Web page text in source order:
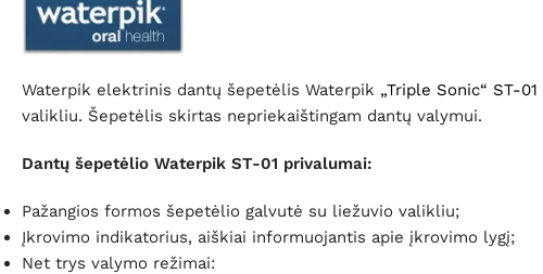
Waterpik elektrinis dantų šepetėlis Waterpik „Triple Sonic“ ST-01
valikliu. Šepetėlis skirtas nepriekaištingam dantų valymui.
Dantų šepetėlio Waterpik ST-01 privalumai:
Pažangios formos šepetėlio galvutė su liežuvio valikliu;
Įkrovimo indikatorius, aiškiai informuojantis apie įkrovimo lygį;
Net trys valymo režimai: